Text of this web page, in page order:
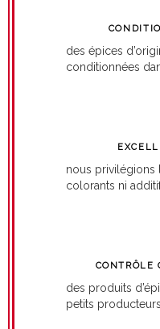
des épices
conditionnées
nous privilégions
colorants ni
CONTRÔLE
des produits
petits